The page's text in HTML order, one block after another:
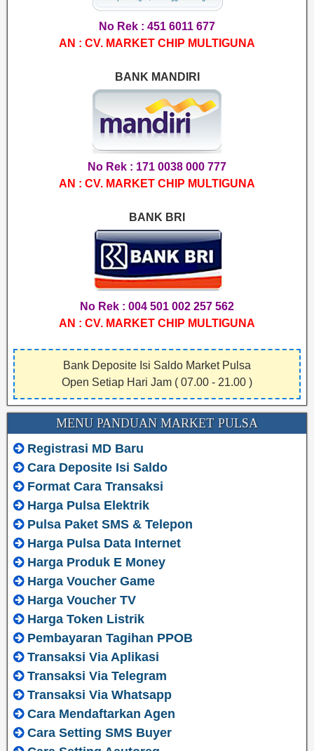
No Rek : 451 6011 677
AN : CV. MARKET CHIP MULTIGUNA
BANK MANDIRI
No Rek : 171 0038 000 777
AN : CV. MARKET CHIP MULTIGUNA
BANK BRI
No Rek : 004 501 002 257 562
AN : CV. MARKET CHIP MULTIGUNA
Bank Deposite Isi Saldo Market Pulsa
Open Setiap Hari Jam ( 07.00 - 21.00 )
MENU PANDUAN MARKET PULSA
Registrasi MD Baru
Cara Deposite Isi Saldo
Format Cara Transaksi
Harga Pulsa Elektrik
Pulsa Paket SMS & Telepon
Harga Pulsa Data Internet
Harga Produk E Money
Harga Voucher Game
Harga Voucher TV
Harga Token Listrik
Pembayaran Tagihan PPOB
Transaksi Via Aplikasi
Transaksi Via Telegram
Transaksi Via Whatsapp
Cara Mendaftarkan Agen
Cara Setting SMS Buyer